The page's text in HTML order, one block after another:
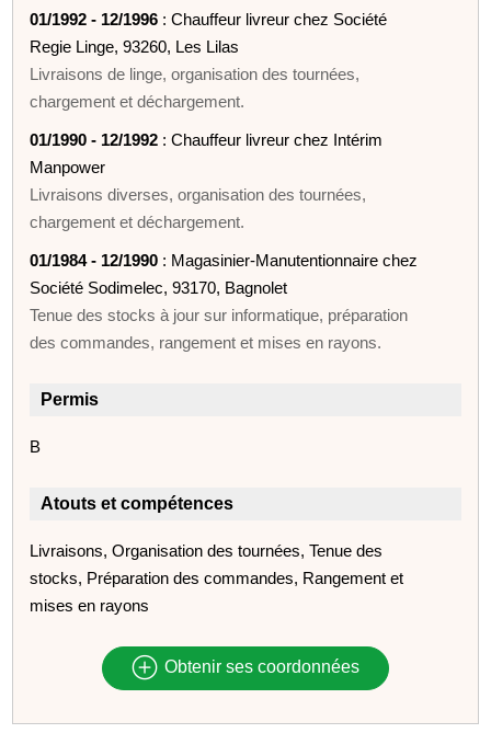
01/1992 - 12/1996 : Chauffeur livreur chez Société
Regie Linge, 93260, Les Lilas
Livraisons de linge, organisation des tournées,
chargement et déchargement.
01/1990 - 12/1992 : Chauffeur livreur chez Intérim
Manpower
Livraisons diverses, organisation des tournées,
chargement et déchargement.
01/1984 - 12/1990 : Magasinier-Manutentionnaire chez
Société Sodimelec, 93170, Bagnolet
Tenue des stocks à jour sur informatique, préparation
des commandes, rangement et mises en rayons.
Permis
B
Atouts et compétences
Livraisons, Organisation des tournées, Tenue des
stocks, Préparation des commandes, Rangement et
mises en rayons
Obtenir ses coordonnées